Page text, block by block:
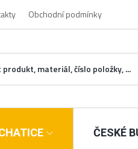
Obchodní podmínky
ČESKÉ